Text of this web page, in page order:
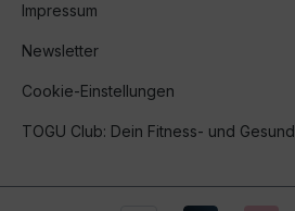
Impressum
Newsletter
Cookie-Einstellungen
TOGU Club: Dein Fitness- und